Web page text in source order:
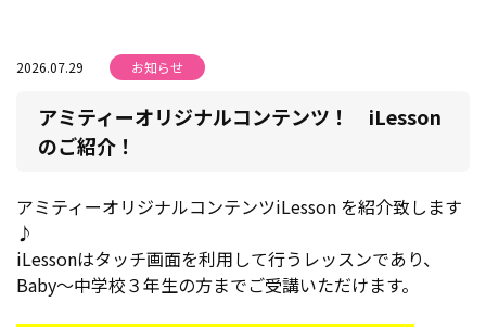
2026.07.29 お知らせ
アミティーオリジナルコンテンツ！ iLesson
のご紹介！
アミティーオリジナルコンテンツiLesson を紹介致します
♪
iLessonはタッチ画面を利用して行うレッスンであり、
Baby～中学校３年生の方までご受講いただけます。